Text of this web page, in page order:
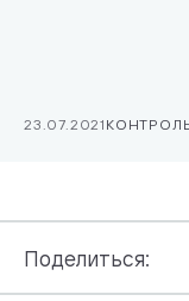
23.07.2021
Поделиться: